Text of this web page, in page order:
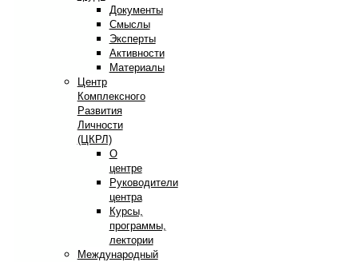
Документы
Смыслы
Эксперты
Активности
Материалы
Центр
Комплексного
Развития
Личности
(ЦКРЛ)
О
центре
Руководители
центра
Курсы,
программы,
лектории
Международный